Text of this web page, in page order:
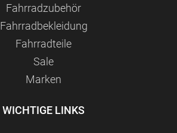
Fahrradzubehör
Fahrradbekleidung
Fahrradteile
Sale
Marken
WICHTIGE LINKS